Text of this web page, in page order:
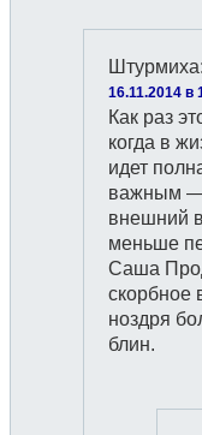
Штурмиха:
16.11.2014 в
Как раз
когда в
идет
важным —
внешний
меньше
Саша
скорбное
ноздря
блин.